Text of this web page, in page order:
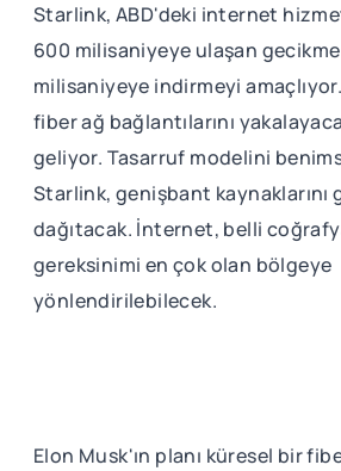
Starlink, ABD'deki internet
600 milisaniyeye ulaşan
milisaniyeye indirmeyi amaçlıyor.
fiber ağ bağlantılarını
geliyor. Tasarruf modelini
Starlink, genişbant kaynaklarını
dağıtacak. İnternet, belli
gereksinimi en çok olan bölgeye
yönlendirilebilecek.
Elon Musk'ın planı küresel bir